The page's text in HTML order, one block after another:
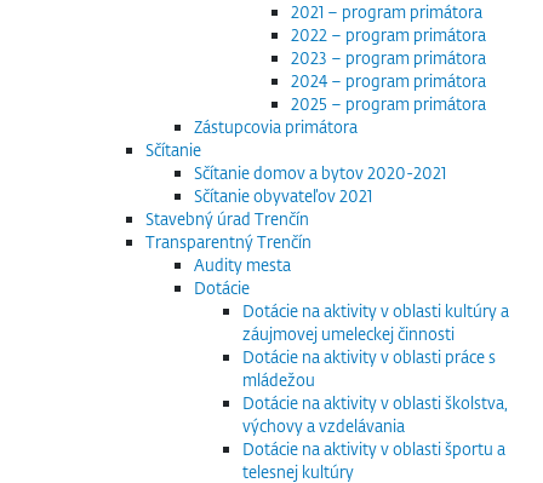
2021 – program primátora
2022 – program primátora
2023 – program primátora
2024 – program primátora
2025 – program primátora
Zástupcovia primátora
Sčítanie
Sčítanie domov a bytov 2020-2021
Sčítanie obyvateľov 2021
Stavebný úrad Trenčín
Transparentný Trenčín
Audity mesta
Dotácie
Dotácie na aktivity v oblasti kultúry a
záujmovej umeleckej činnosti
Dotácie na aktivity v oblasti práce s
mládežou
Dotácie na aktivity v oblasti školstva,
výchovy a vzdelávania
Dotácie na aktivity v oblasti športu a
telesnej kultúry